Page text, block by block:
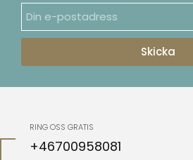
Skicka
RING OSS GRATIS
+46700958081